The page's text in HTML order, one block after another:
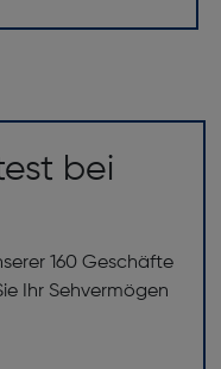
bei
160 Geschäfte
Ihr Sehvermögen